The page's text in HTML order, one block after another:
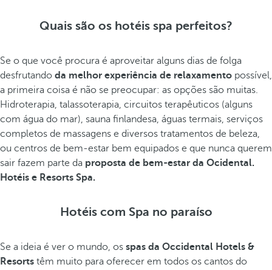
Quais são os hotéis spa perfeitos?
Se o que você procura é aproveitar alguns dias de folga
desfrutando da melhor experiência de relaxamento possível,
a primeira coisa é não se preocupar: as opções são muitas.
Hidroterapia, talassoterapia, circuitos terapêuticos (alguns
com água do mar), sauna finlandesa, águas termais, serviços
completos de massagens e diversos tratamentos de beleza,
ou centros de bem-estar bem equipados e que nunca querem
sair fazem parte da proposta de bem-estar da Ocidental.
Hotéis e Resorts Spa.
Hotéis com Spa no paraíso
Se a ideia é ver o mundo, os spas da Occidental Hotels &
Resorts têm muito para oferecer em todos os cantos do